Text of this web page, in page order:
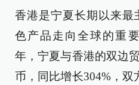
香港是宁夏长期以来最
色产品走向全球的重
年，宁夏与香港的双边
币，同比增长304%，双